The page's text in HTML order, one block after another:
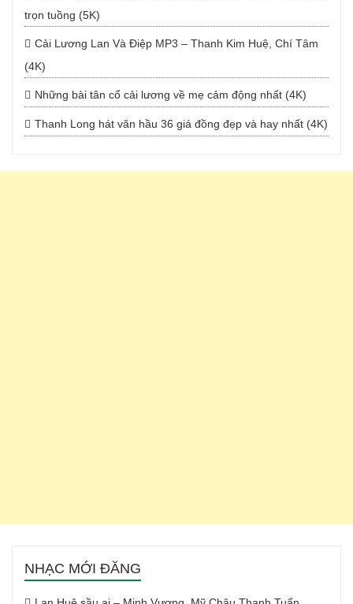
trọn tuồng (5K)
Cải Lương Lan Và Điệp MP3 – Thanh Kim Huệ, Chí Tâm
(4K)
Những bài tân cổ cải lương về mẹ cảm động nhất (4K)
Thanh Long hát văn hầu 36 giá đồng đẹp và hay nhất (4K)
NHẠC MỚI ĐĂNG